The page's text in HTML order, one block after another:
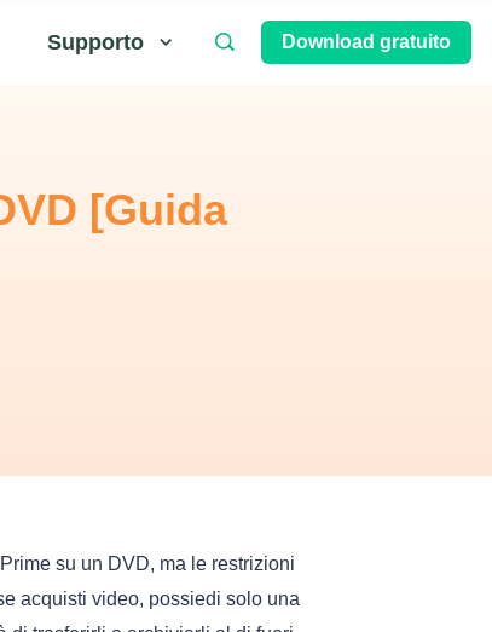
Supporto Download gratuito
[Guida
su un DVD, ma le restrizioni
acquisti video, possiedi solo una